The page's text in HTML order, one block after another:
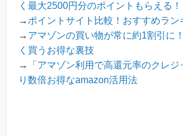
く最大2500円分のポイントもらえる！
→ポイントサイト比較！おすすめラン
→ アマゾンの買い物が常に約1割引に
く買うお得な裏技
→
「アマゾン利用で高還元率のクレジ
り数倍お得なamazon活用法